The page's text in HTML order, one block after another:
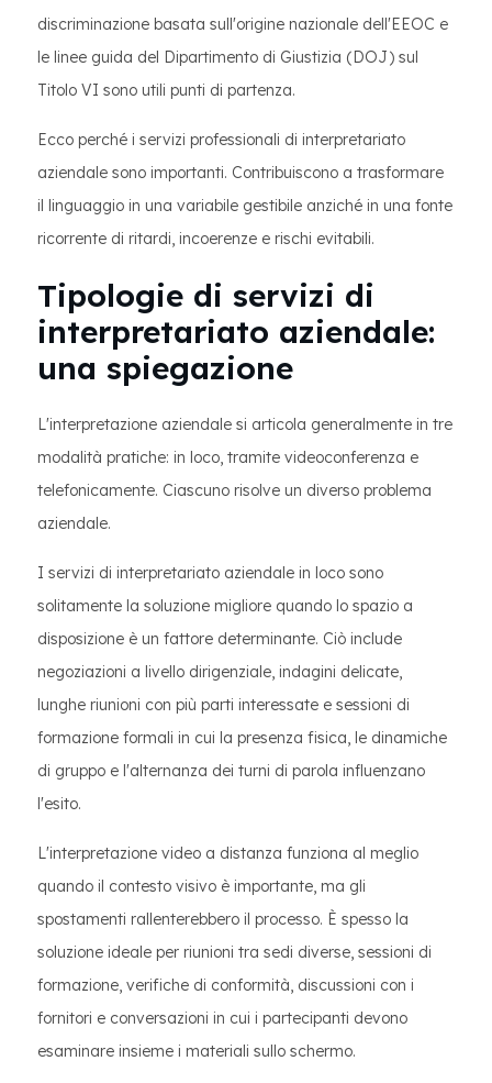
discriminazione basata sull'origine nazionale dell'EEOC e
le linee guida del Dipartimento di Giustizia (DOJ) sul
Titolo VI sono utili punti di partenza.
Ecco perché i servizi professionali di interpretariato
aziendale sono importanti. Contribuiscono a trasformare
il linguaggio in una variabile gestibile anziché in una fonte
ricorrente di ritardi, incoerenze e rischi evitabili.
Tipologie di servizi di
interpretariato aziendale:
una spiegazione
L'interpretazione aziendale si articola generalmente in tre
modalità pratiche: in loco, tramite videoconferenza e
telefonicamente. Ciascuno risolve un diverso problema
aziendale.
I servizi di interpretariato aziendale in loco sono
solitamente la soluzione migliore quando lo spazio a
disposizione è un fattore determinante. Ciò include
negoziazioni a livello dirigenziale, indagini delicate,
lunghe riunioni con più parti interessate e sessioni di
formazione formali in cui la presenza fisica, le dinamiche
di gruppo e l'alternanza dei turni di parola influenzano
l'esito.
L'interpretazione video a distanza funziona al meglio
quando il contesto visivo è importante, ma gli
spostamenti rallenterebbero il processo. È spesso la
soluzione ideale per riunioni tra sedi diverse, sessioni di
formazione, verifiche di conformità, discussioni con i
fornitori e conversazioni in cui i partecipanti devono
esaminare insieme i materiali sullo schermo.